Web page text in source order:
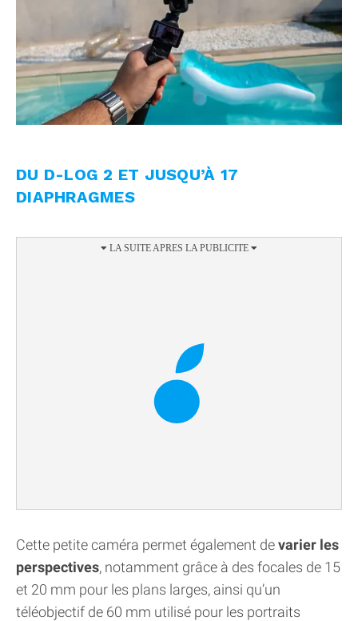
DU D-LOG 2 ET JUSQU’À 17
DIAPHRAGMES
Cette petite caméra permet également devarier les
perspectives, notamment grâce à des focales de 15
et 20 mm pour les plans larges, ainsi qu’un
téléobjectif de 60 mm utilisé pour les portraits